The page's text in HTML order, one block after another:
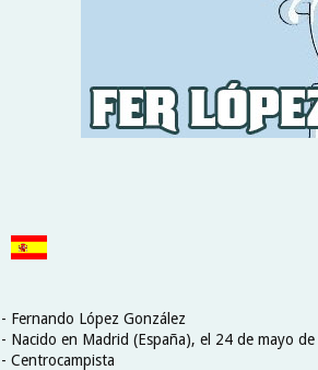
- Fernando López González
- Nacido en Madrid (España), el 24 de mayo
- Centrocampista